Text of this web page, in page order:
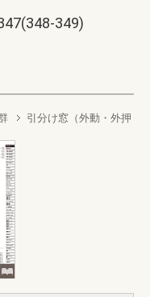
349)
引分け窓（外動・外押